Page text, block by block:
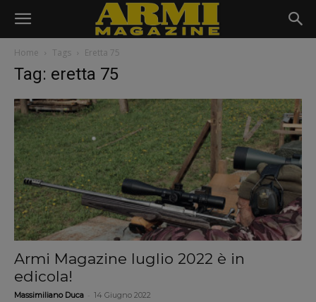
Home Tags Eretta 75
Tag: eretta 75
Armi Magazine luglio 2022 è in
edicola!
Massimiliano Duca 14 Giugno 2022